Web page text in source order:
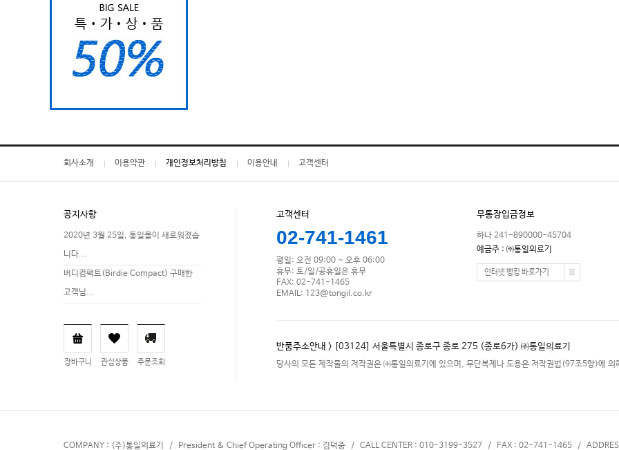
회사소개 이용약관 개인정보처리방침 이용안내 고객센터
공지사항
2020년 3월 25일, 통일몰이 새로워졌습
니다...
버디컴팩트(Birdie Compact) 구매한
고객님...
장바구니 관심상품 주문조회
고객센터
02-741-1461
평일: 오전 09:00 ~ 오후 06:00
휴무: 토/일/공휴일은 휴무
FAX: 02-741-1465
EMAIL: 123@tongil.co.kr
무통장입금정보
하나 241-890000-45704
예금주 : ㈜통일의료기
인터넷 뱅킹 바로가기
반품주소안내 > [03124] 서울특별시 종로구 종로 275 (종로6가) ㈜통일의료기
당사의 모든 제작물의 저작권은 ㈜통일의료기에 있으며, 무단복제나 도용은 저작권법(97조5항)에
COMPANY : (주)통일의료기 / President & Chief Operating Officer : 김덕중 / CALL CENTER : 010-3199-3527 / FAX : 02-741-1465 /